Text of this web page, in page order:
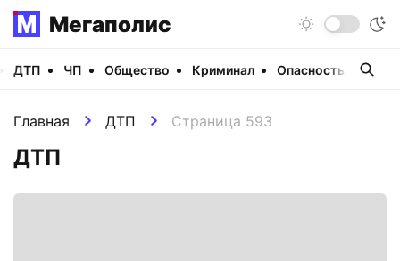
Мегаполис
ДТП ЧП Общество Криминал Опасность
Главная ДТП Страница 593
ДТП